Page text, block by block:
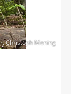
Christoph Moning